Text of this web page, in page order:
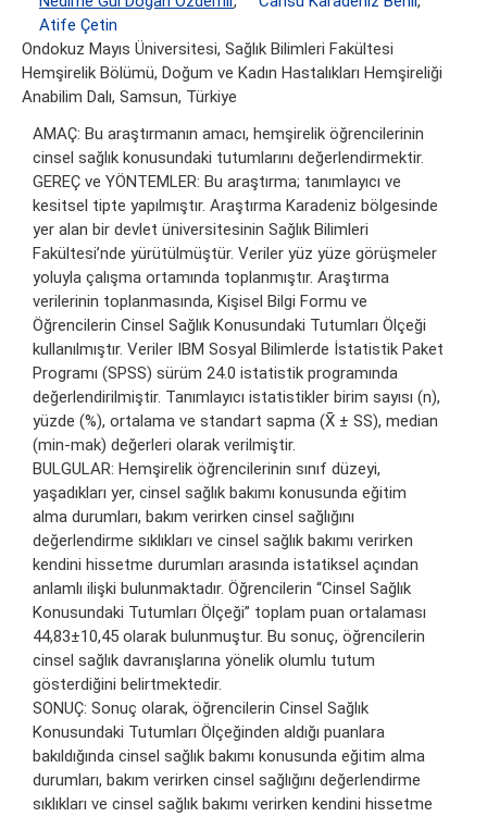
Atife Çetin
Ondokuz Mayıs Üniversitesi, Sağlık Bilimleri Fakültesi
Hemşirelik Bölümü, Doğum ve Kadın Hastalıkları Hemşireliği
Anabilim Dalı, Samsun, Türkiye
AMAÇ: Bu araştırmanın amacı, hemşirelik öğrencilerinin
cinsel sağlık konusundaki tutumlarını değerlendirmektir.
GEREÇ ve YÖNTEMLER: Bu araştırma; tanımlayıcı ve
kesitsel tipte yapılmıştır. Araştırma Karadeniz bölgesinde
yer alan bir devlet üniversitesinin Sağlık Bilimleri
Fakültesi’nde yürütülmüştür. Veriler yüz yüze görüşmeler
yoluyla çalışma ortamında toplanmıştır. Araştırma
verilerinin toplanmasında, Kişisel Bilgi Formu ve
Öğrencilerin Cinsel Sağlık Konusundaki Tutumları Ölçeği
kullanılmıştır. Veriler IBM Sosyal Bilimlerde İstatistik Paket
Programı (SPSS) sürüm 24.0 istatistik programında
değerlendirilmiştir. Tanımlayıcı istatistikler birim sayısı (n),
yüzde (%), ortalama ve standart sapma (X̄ ± SS), median
(min-mak) değerleri olarak verilmiştir.
BULGULAR: Hemşirelik öğrencilerinin sınıf düzeyi,
yaşadıkları yer, cinsel sağlık bakımı konusunda eğitim
alma durumları, bakım verirken cinsel sağlığını
değerlendirme sıklıkları ve cinsel sağlık bakımı verirken
kendini hissetme durumları arasında istatiksel açından
anlamlı ilişki bulunmaktadır. Öğrencilerin “Cinsel Sağlık
Konusundaki Tutumları Ölçeği” toplam puan ortalaması
44,83±10,45 olarak bulunmuştur. Bu sonuç, öğrencilerin
cinsel sağlık davranışlarına yönelik olumlu tutum
gösterdiğini belirtmektedir.
SONUÇ: Sonuç olarak, öğrencilerin Cinsel Sağlık
Konusundaki Tutumları Ölçeğinden aldığı puanlara
bakıldığında cinsel sağlık bakımı konusunda eğitim alma
durumları, bakım verirken cinsel sağlığını değerlendirme
sıklıkları ve cinsel sağlık bakımı verirken kendini hissetme